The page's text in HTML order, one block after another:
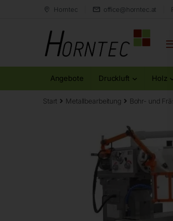
Horntec office@horntec.at
Angebote Druckluft Holz
Start Metallbearbeitung Bohr- und